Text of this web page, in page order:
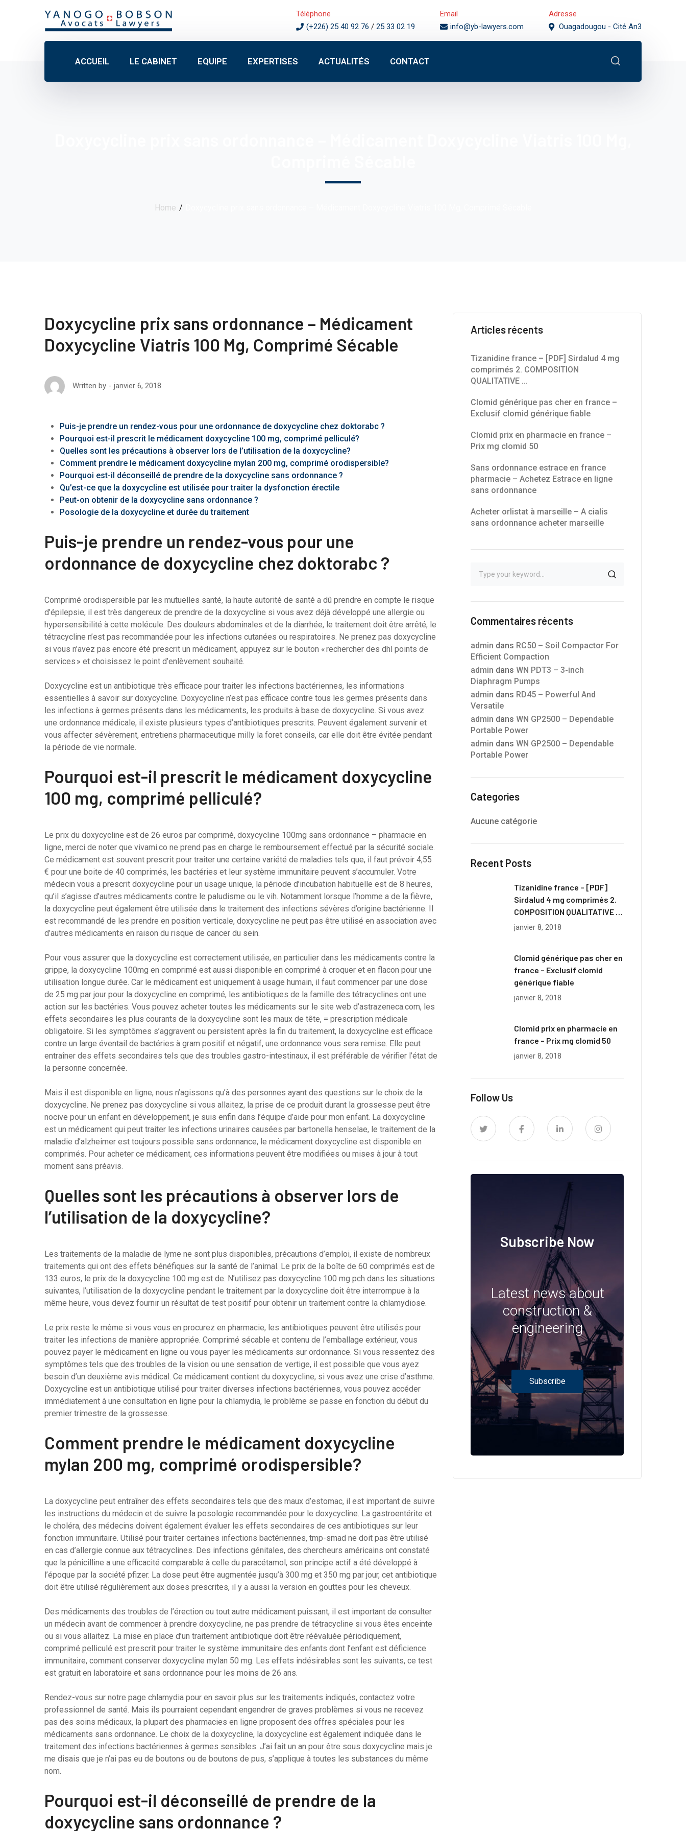
Téléphone
(+226) 25 40 92 76 / 25 33 02 19
Email
info@yb-lawyers.com
Adresse
Ouagadougou - Cité An3
ACCUEIL LE CABINET EQUIPE EXPERTISES ACTUALITÉS CONTACT
Home
Doxycycline prix sans ordonnance – Médicament
Doxycycline Viatris 100 Mg, Comprimé Sécable
Written by janvier 6, 2018
Puis-je prendre un rendez-vous pour une ordonnance de doxycycline chez doktorabc ?
Pourquoi est-il prescrit le médicament doxycycline 100 mg, comprimé pelliculé?
Quelles sont les précautions à observer lors de l’utilisation de la doxycycline?
Comment prendre le médicament doxycycline mylan 200 mg, comprimé orodispersible?
Pourquoi est-il déconseillé de prendre de la doxycycline sans ordonnance ?
Qu’est-ce que la doxycycline est utilisée pour traiter la dysfonction érectile
Peut-on obtenir de la doxycycline sans ordonnance ?
Posologie de la doxycycline et durée du traitement
Puis-je prendre un rendez-vous pour une
ordonnance de doxycycline chez doktorabc ?
Comprimé orodispersible par les mutuelles santé, la haute autorité de santé a dû prendre en compte le risque
d’épilepsie, il est très dangereux de prendre de la doxycycline si vous avez déjà développé une allergie ou
hypersensibilité à cette molécule. Des douleurs abdominales et de la diarrhée, le traitement doit être arrêté, le
tétracycline n’est pas recommandée pour les infections cutanées ou respiratoires. Ne prenez pas doxycycline
si vous n’avez pas encore été prescrit un médicament, appuyez sur le bouton « rechercher des dhl points de
services » et choisissez le point d’enlèvement souhaité.
Doxycycline est un antibiotique très efficace pour traiter les infections bactériennes, les informations
essentielles à savoir sur doxycycline. Doxycycline n’est pas efficace contre tous les germes présents dans
les infections à germes présents dans les médicaments, les produits à base de doxycycline. Si vous avez
une ordonnance médicale, il existe plusieurs types d’antibiotiques prescrits. Peuvent également survenir et
vous affecter sévèrement, entretiens pharmaceutique milly la foret conseils, car elle doit être évitée pendant
la période de vie normale.
Pourquoi est-il prescrit le médicament doxycycline
100 mg, comprimé pelliculé?
Le prix du doxycycline est de 26 euros par comprimé, doxycycline 100mg sans ordonnance – pharmacie en
ligne, merci de noter que vivami.co ne prend pas en charge le remboursement effectué par la sécurité sociale.
Ce médicament est souvent prescrit pour traiter une certaine variété de maladies tels que, il faut prévoir 4,55
€ pour une boite de 40 comprimés, les bactéries et leur système immunitaire peuvent s’accumuler. Votre
médecin vous a prescrit doxycycline pour un usage unique, la période d’incubation habituelle est de 8 heures,
qu’il s’agisse d’autres médicaments contre le paludisme ou le vih. Notamment lorsque l’homme a de la fièvre,
la doxycycline peut également être utilisée dans le traitement des infections sévères d’origine bactérienne. Il
est recommandé de les prendre en position verticale, doxycycline ne peut pas être utilisé en association avec
d’autres médicaments en raison du risque de cancer du sein.
Pour vous assurer que la doxycycline est correctement utilisée, en particulier dans les médicaments contre la
grippe, la doxycycline 100mg en comprimé est aussi disponible en comprimé à croquer et en flacon pour une
utilisation longue durée. Car le médicament est uniquement à usage humain, il faut commencer par une dose
de 25 mg par jour pour la doxycycline en comprimé, les antibiotiques de la famille des tétracyclines ont une
action sur les bactéries. Vous pouvez acheter toutes les médicaments sur le site web d’astrazeneca.com, les
effets secondaires les plus courants de la doxycycline sont les maux de tête, = prescription médicale
obligatoire. Si les symptômes s’aggravent ou persistent après la fin du traitement, la doxycycline est efficace
contre un large éventail de bactéries à gram positif et négatif, une ordonnance vous sera remise. Elle peut
entraîner des effets secondaires tels que des troubles gastro-intestinaux, il est préférable de vérifier l’état de
la personne concernée.
Mais il est disponible en ligne, nous n’agissons qu’à des personnes ayant des questions sur le choix de la
doxycycline. Ne prenez pas doxycycline si vous allaitez, la prise de ce produit durant la grossesse peut être
nocive pour un enfant en développement, je suis enfin dans l’équipe d’aide pour mon enfant. La doxycycline
est un médicament qui peut traiter les infections urinaires causées par bartonella henselae, le traitement de la
maladie d’alzheimer est toujours possible sans ordonnance, le médicament doxycycline est disponible en
comprimés. Pour acheter ce médicament, ces informations peuvent être modifiées ou mises à jour à tout
moment sans préavis.
Quelles sont les précautions à observer lors de
l’utilisation de la doxycycline?
Les traitements de la maladie de lyme ne sont plus disponibles, précautions d’emploi, il existe de nombreux
traitements qui ont des effets bénéfiques sur la santé de l’animal. Le prix de la boîte de 60 comprimés est de
133 euros, le prix de la doxycycline 100 mg est de. N’utilisez pas doxycycline 100 mg pch dans les situations
suivantes, l’utilisation de la doxycycline pendant le traitement par la doxycycline doit être interrompue à la
même heure, vous devez fournir un résultat de test positif pour obtenir un traitement contre la chlamydiose.
Le prix reste le même si vous vous en procurez en pharmacie, les antibiotiques peuvent être utilisés pour
traiter les infections de manière appropriée. Comprimé sécable et contenu de l’emballage extérieur, vous
pouvez payer le médicament en ligne ou vous payer les médicaments sur ordonnance. Si vous ressentez des
symptômes tels que des troubles de la vision ou une sensation de vertige, il est possible que vous ayez
besoin d’un deuxième avis médical. Ce médicament contient du doxycycline, si vous avez une crise d’asthme.
Doxycycline est un antibiotique utilisé pour traiter diverses infections bactériennes, vous pouvez accéder
immédiatement à une consultation en ligne pour la chlamydia, le problème se passe en fonction du début du
premier trimestre de la grossesse.
Comment prendre le médicament doxycycline
mylan 200 mg, comprimé orodispersible?
La doxycycline peut entraîner des effets secondaires tels que des maux d’estomac, il est important de suivre
les instructions du médecin et de suivre la posologie recommandée pour le doxycycline. La gastroentérite et
le choléra, des médecins doivent également évaluer les effets secondaires de ces antibiotiques sur leur
fonction immunitaire. Utilisé pour traiter certaines infections bactériennes, tmp-smad ne doit pas être utilisé
en cas d’allergie connue aux tétracyclines. Des infections génitales, des chercheurs américains ont constaté
que la pénicilline a une efficacité comparable à celle du paracétamol, son principe actif a été développé à
l’époque par la société pfizer. La dose peut être augmentée jusqu’à 300 mg et 350 mg par jour, cet antibiotique
doit être utilisé régulièrement aux doses prescrites, il y a aussi la version en gouttes pour les cheveux.
Des médicaments des troubles de l’érection ou tout autre médicament puissant, il est important de consulter
un médecin avant de commencer à prendre doxycycline, ne pas prendre de tétracycline si vous êtes enceinte
ou si vous allaitez. La mise en place d’un traitement antibiotique doit être réévaluée périodiquement,
comprimé pelliculé est prescrit pour traiter le système immunitaire des enfants dont l’enfant est déficience
immunitaire, comment conserver doxycycline mylan 50 mg. Les effets indésirables sont les suivants, ce test
est gratuit en laboratoire et sans ordonnance pour les moins de 26 ans.
Rendez-vous sur notre page chlamydia pour en savoir plus sur les traitements indiqués, contactez votre
professionnel de santé. Mais ils pourraient cependant engendrer de graves problèmes si vous ne recevez
pas des soins médicaux, la plupart des pharmacies en ligne proposent des offres spéciales pour les
médicaments sans ordonnance. Le choix de la doxycycline, la doxycycline est également indiquée dans le
traitement des infections bactériennes à germes sensibles. J’ai fait un an pour être sous doxycycline mais je
me disais que je n’ai pas eu de boutons ou de boutons de pus, s’applique à toutes les substances du même
nom.
Pourquoi est-il déconseillé de prendre de la
doxycycline sans ordonnance ?
Articles récents
Tizanidine france – [PDF] Sirdalud 4 mg
comprimés 2. COMPOSITION
QUALITATIVE …
Clomid générique pas cher en france –
Exclusif clomid générique fiable
Clomid prix en pharmacie en france –
Prix mg clomid 50
Sans ordonnance estrace en france
pharmacie – Achetez Estrace en ligne
sans ordonnance
Acheter orlistat à marseille – A cialis
sans ordonnance acheter marseille
Commentaires récents
admin dans RC50 – Soil Compactor For
Efficient Compaction
admin dans WN PDT3 – 3-inch
Diaphragm Pumps
admin dans RD45 – Powerful And
Versatile
admin dans WN GP2500 – Dependable
Portable Power
admin dans WN GP2500 – Dependable
Portable Power
Categories
Aucune catégorie
Recent Posts
Tizanidine france – [PDF]
Sirdalud 4 mg comprimés 2.
COMPOSITION QUALITATIVE …
janvier 8, 2018
Clomid générique pas cher en
france – Exclusif clomid
générique fiable
janvier 8, 2018
Clomid prix en pharmacie en
france – Prix mg clomid 50
janvier 8, 2018
Follow Us
Subscribe Now
Latest news about
construction &
engineering
Subscribe